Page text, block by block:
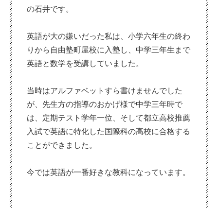
の石井です。
英語が大の嫌いだった私は、小学六年生の終わ
りから自由塾町屋校に入塾し、中学三年生まで
英語と数学を受講していました。
当時はアルファベットすら書けませんでした
が、先生方の指導のおかげ様で中学三年時で
は、定期テスト学年一位、そして都立高校推薦
入試で英語に特化した国際科の高校に合格する
ことができました。
今では英語が一番好きな教科になっています。